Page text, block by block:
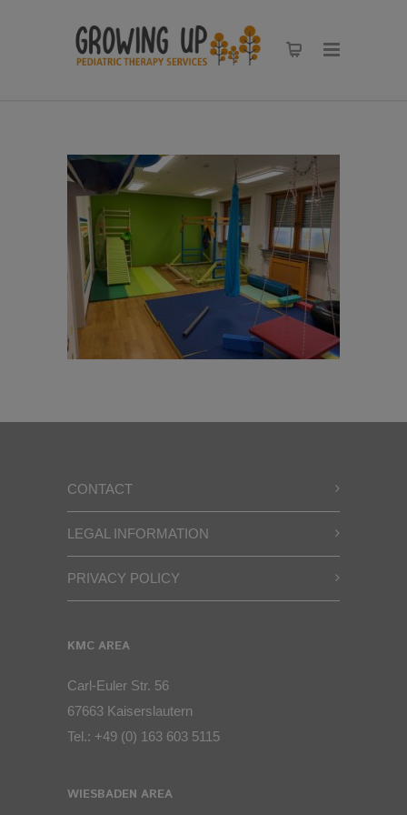
CONTACT
LEGAL INFORMATION
PRIVACY POLICY
KMC AREA
Carl-Euler Str. 56
67663 Kaiserslautern
Tel.: +49 (0) 163 603 5115
WIESBADEN AREA